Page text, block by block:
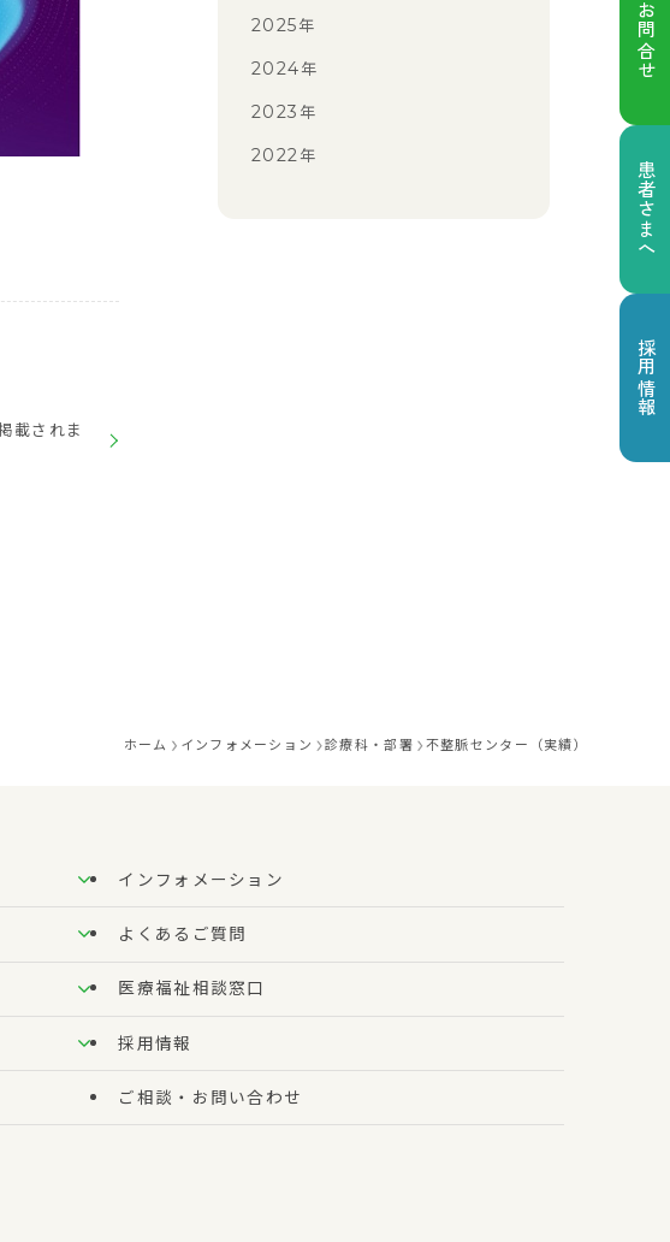
載されま
2025年
2024年
2023 年
2022年
お問合せ
患者さまへ
採用情報
ホーム インフォメーション 診療科・部署 不整脈センター（実績）
インフォメーション
よくあるご質問
医療福祉相談窓口
採用情報
ご相談・お問い合わせ